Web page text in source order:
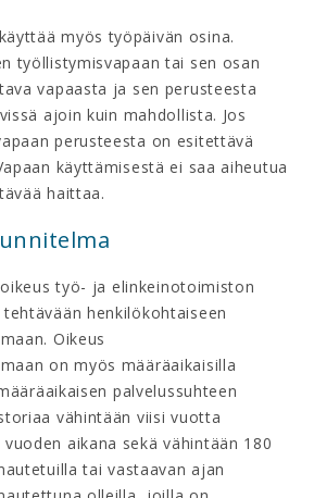
myös työpäivän osina.
työllistymisvapaan tai sen osan
vapaasta ja sen perusteesta
ajoin kuin mahdollista. Jos
perusteesta on esitettävä
käyttämisestä ei saa aiheutua
haittaa.
työ- ja elinkeinotoimiston
henkilökohtaiseen
Oikeus
on myös määräaikaisilla
palvelussuhteen
vähintään viisi vuotta
aikana sekä vähintään 180
tai vastaavan ajan